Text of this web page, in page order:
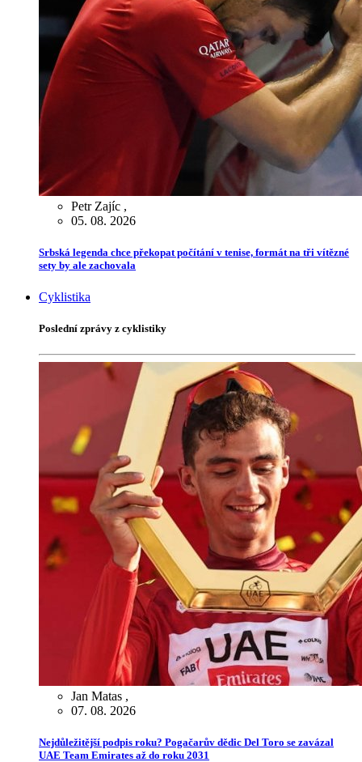
Petr Zajíc ,
05. 08. 2026
Srbská legenda chce překopat počítání v tenise, formát na tři vítězné
sety by ale zachovala
Cyklistika
Poslední zprávy z cyklistiky
Jan Matas ,
07. 08. 2026
Nejdůležitější podpis roku? Pogačarův dědic Del Toro se zavázal
UAE Team Emirates až do roku 2031